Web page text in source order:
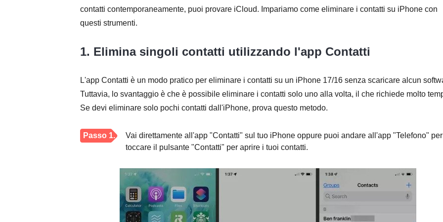
contatti contemporaneamente, puoi provare iCloud. Impariamo come eliminare i contatti su iPhone con
questi strumenti.
1. Elimina singoli contatti utilizzando l'app Contatti
L'app Contatti è un modo pratico per eliminare i contatti su un iPhone 17/16 senza scaricare alcun
Tuttavia, lo svantaggio è che è possibile eliminare i contatti solo uno alla volta, il che richiede molto
Se devi eliminare solo pochi contatti dall'iPhone, prova questo metodo.
Passo 1.
Vai direttamente all'app "Contatti" sul tuo iPhone oppure puoi andare all'app "Telefono" per
toccare il pulsante "Contatti" per aprire i tuoi contatti.